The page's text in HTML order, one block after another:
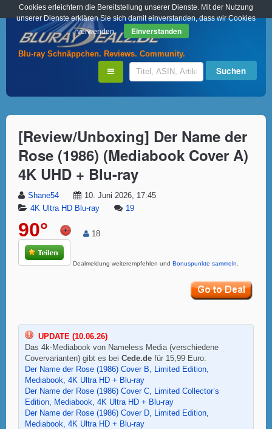
Blu-ray Schnäppchen. Reviews. Community.
[Review/Unboxing] Der Name der
Rose (1986) (Mediabook Cover A)
4K UHD + Blu-ray
Shane54
10. Juni 2026, 17:45
4K Ultra HD Blu-ray
19
90° 18
Dealmeldung weiterempfehlen und Bonuspunkte sammeln
UPDATE (10.06.26)
Das 4k-Mediabook von Nameless Media (verschiedene
Covervarianten) gibt es bei Cede.de für 15,99 Euro:
Der Name der Rose (1986) Cover B, Limited Edition,
Mediabook, 4K Ultra HD + Blu-ray
Der Name der Rose (1986) Cover C, Limited Collector’s
Edition, Mediabook, 4K Ultra HD + Blu-ray
Der Name der Rose (1986) Cover D, Limited Edition,
Mediabook, 4K Ultra HD + Blu-ray
Cookies erleichtern die Bereitstellung unserer Dienste. Mit der Nutzung
unserer Dienste erklären Sie sich damit einverstanden, dass wir Cookies
verwenden.
Einverstanden